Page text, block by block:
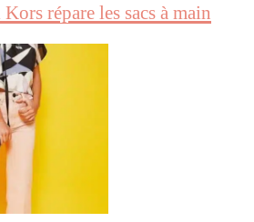
répare les sacs à main